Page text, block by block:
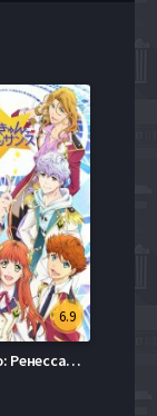
6.9
Волшебство: Ренессанс / Магия-кюн: Ренессанс / Очарование Ренессанса (2016)